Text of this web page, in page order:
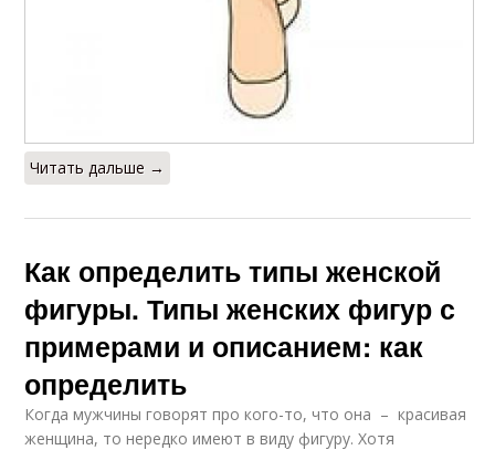
Читать дальше →
Как определить типы женской
фигуры. Типы женских фигур с
примерами и описанием: как
определить
Когда мужчины говорят про кого-то, что она – красивая
женщина, то нередко имеют в виду фигуру. Хотя